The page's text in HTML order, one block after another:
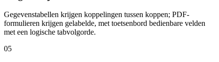
Gegevenstabellen krijgen koppelingen tussen koppen; PDF-
formulieren krijgen gelabelde, met toetsenbord bedienbare velden
met een logische tabvolgorde.
05